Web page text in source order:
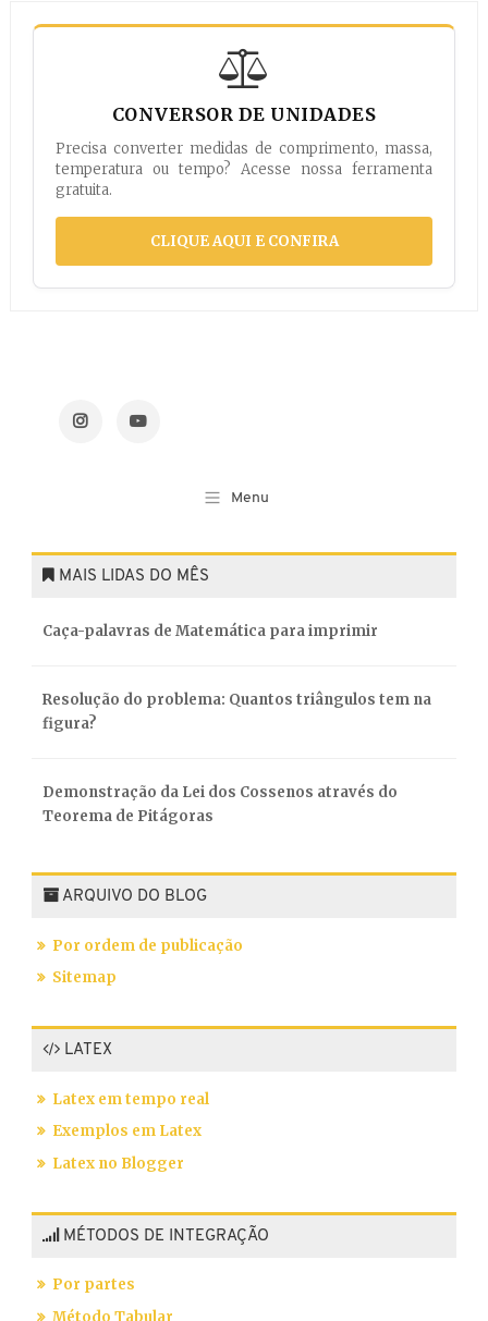
CONVERSOR DE UNIDADES
Precisa converter medidas de comprimento, massa,
temperatura ou tempo? Acesse nossa ferramenta
gratuita.
CLIQUE AQUI E CONFIRA
MAIS LIDAS DO MÊS
Caça-palavras de Matemática para imprimir
Resolução do problema: Quantos triângulos tem na
figura?
Demonstração da Lei dos Cossenos através do
Teorema de Pitágoras
ARQUIVO DO BLOG
Por ordem de publicação
Sitemap
LATEX
Latex em tempo real
Exemplos em Latex
Latex no Blogger
MÉTODOS DE INTEGRAÇÃO
Por partes
Método Tabular